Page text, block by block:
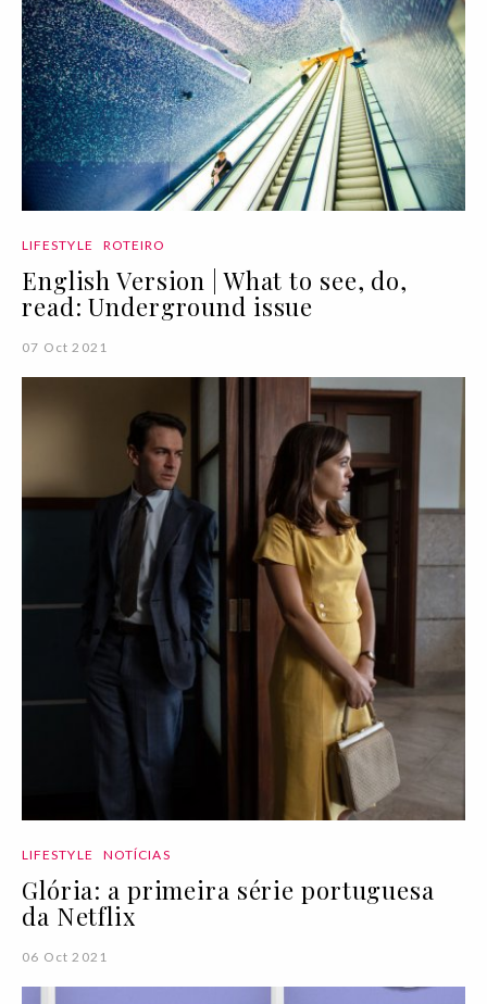
LIFESTYLE ROTEIRO
English Version | What to see, do,
read: Underground issue
07 Oct 2021
LIFESTYLE NOTÍCIAS
Glória: a primeira série portuguesa
da Netflix
06 Oct 2021